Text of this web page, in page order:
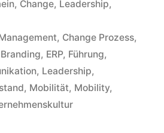
, Change, Leadership,
, Change Prozess,
, ERP, Führung,
, Leadership,
, Mobilität, Mobility,